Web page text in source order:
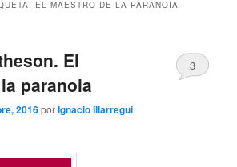
EL MAESTRO DE LA PARANOIA
El
paranoia
2016porIgnacio Illarregui
3